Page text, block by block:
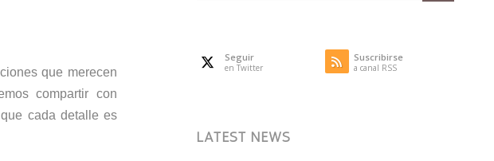
que merecen
compartir con
cada detalle es
Seguir
en Twitter
Suscribirse
a canal RSS
LATEST NEWS